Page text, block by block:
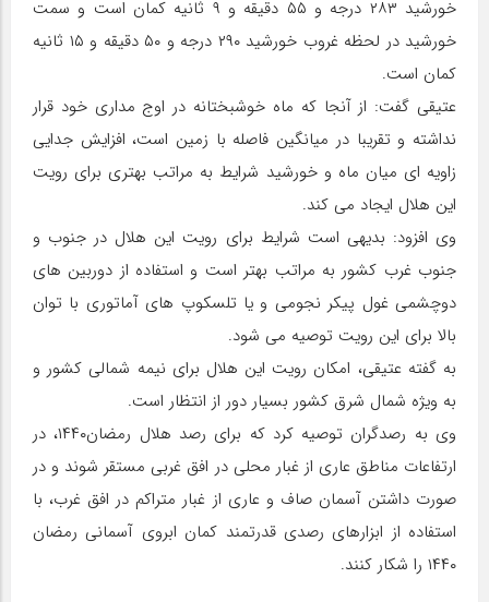
خورشید ۲۸۳ درجه و ۵۵ دقیقه و ۹ ثانیه کمان است و سمت
خورشید در لحظه غروب خورشید ۲۹۰ درجه و ۵۰ دقیقه و ۱۵ ثانیه
کمان است.
عتیقی گفت: از آنجا که ماه خوشبختانه در اوج مداری خود قرار
نداشته و تقریبا در میانگین فاصله با زمین است، افزایش جدایی
زاویه ای میان ماه و خورشید شرایط به مراتب بهتری برای رویت
این هلال ایجاد می کند.
وی افزود: بدیهی است شرایط برای رویت این هلال در جنوب و
جنوب غرب کشور به مراتب بهتر است و استفاده از دوربین های
دوچشمی غول پیکر نجومی و یا تلسکوپ های آماتوری با توان
بالا برای این رویت توصیه می شود.
به گفته عتیقی، امکان رویت این هلال برای نیمه شمالی کشور و
به ویژه شمال شرق کشور بسیار دور از انتظار است.
وی به رصدگران توصیه کرد که برای رصد هلال رمضان۱۴۴۰، در
ارتفاعات مناطق عاری از غبار محلی در افق غربی مستقر شوند و در
صورت داشتن آسمان صاف و عاری از غبار متراکم در افق غرب، با
استفاده از ابزارهای رصدی قدرتمند کمان ابروی آسمانی رمضان
۱۴۴۰ را شکار کنند.